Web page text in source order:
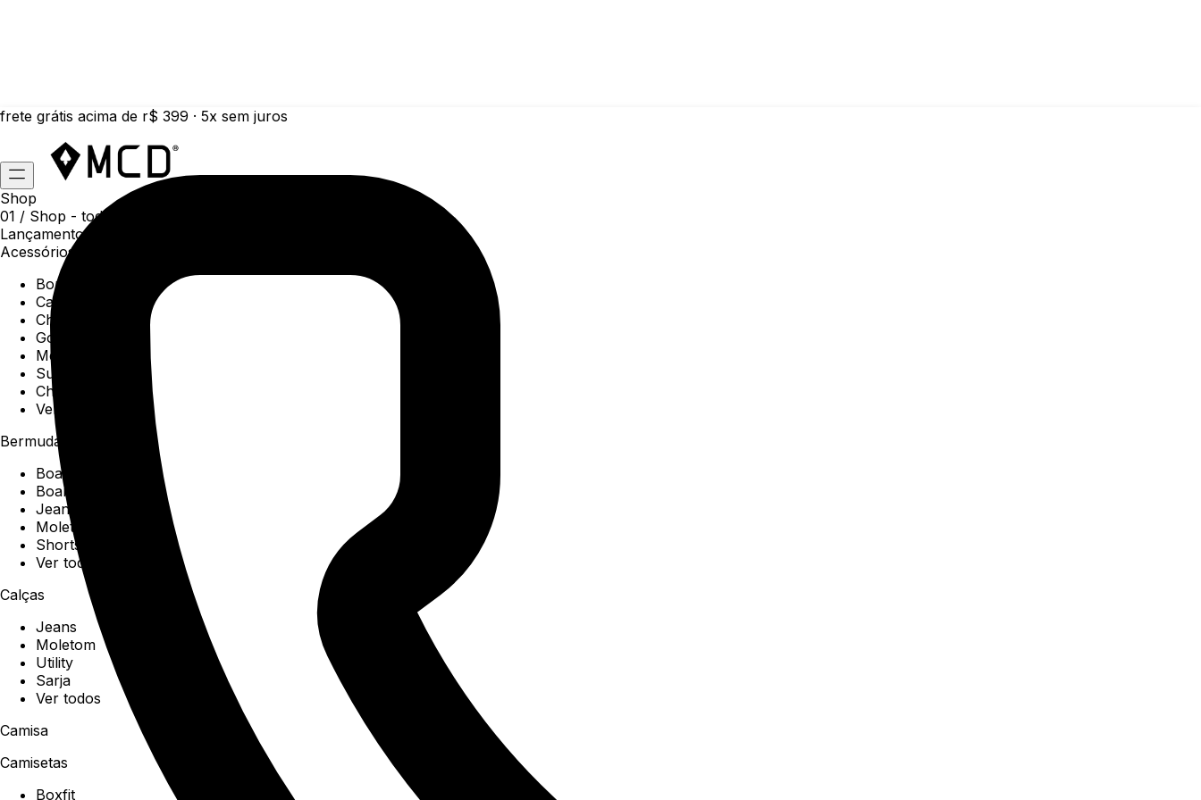
frete grátis acima de r$ 399 · 5x sem juros
Shop
01 / Shop - todas as categorias da coleção atual
Lançamentos da semana
Acessórios
Boné
Carteiras
Chaveiros
Gorros
Meias
Sunga
Chinelos
Ver todos
Bermudas
Boardshorts
Boardwalk
Jeans
Moletom
Shorts
Ver todos
Calças
Jeans
Moletom
Utility
Sarja
Ver todos
Camisa
Camisetas
Boxfit